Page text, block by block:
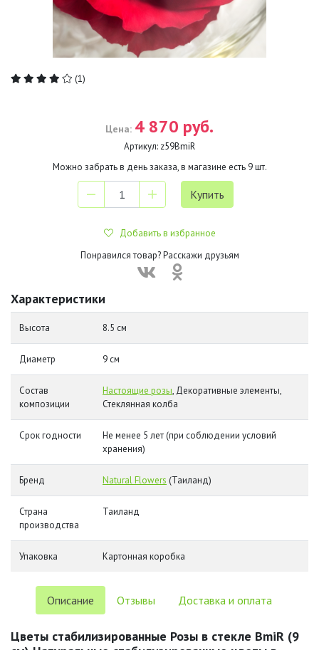
(1)
Цена: 4 870 руб.
Артикул: z59BmiR
Можно забрать в день заказа, в магазине есть 9шт.
Добавить в избранное
Понравился товар? Расскажи друзьям
Характеристики
Высота 8.5 см
Диаметр 9 см
Состав
композиции
Настоящие розы, Декоративные элементы,
Стеклянная колба
Срок годности
Не менее 5 лет (при соблюдении условий
хранения)
Бренд Natural Flowers (Таиланд)
Страна
производства
Таиланд
Упаковка Картонная коробка
Описание Отзывы Доставка и оплата
Цветы стабилизированные Розы в стекле BmiR (9